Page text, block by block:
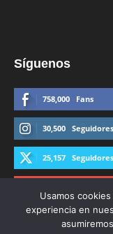
Síguenos
758,000 Fans
30,500 Seguidores
25,157 Seguidores
Usamos
experiencia en